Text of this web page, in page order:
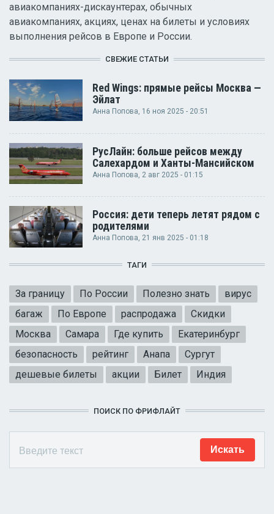
авиакомпаниях-дискаунтерах, обычных
авиакомпаниях, акциях, ценах на билеты и условиях
выполнения рейсов в Европе и России.
СВЕЖИЕ СТАТЬИ
Red Wings: прямые рейсы Москва —
Эйлат
Анна Попова, 16 ноя 2025 - 20:51
РусЛайн: больше рейсов между
Салехардом и Ханты-Мансийском
Анна Попова , 2 авг 2025 - 01:15
Россия: дети теперь летят рядом с
родителями
Анна Попова, 21 янв 2025 - 01:18
ТАГИ
За границу По России Полезно знать
вирус
багаж
По Европе распродажа
Скидки
Москва
Самара Где купить
Екатеринбург
безопасность
рейтинг Анапа
Сургут
дешевые билеты
акции Билет Индия
ПОИСК ПО ФРИФЛАЙТ